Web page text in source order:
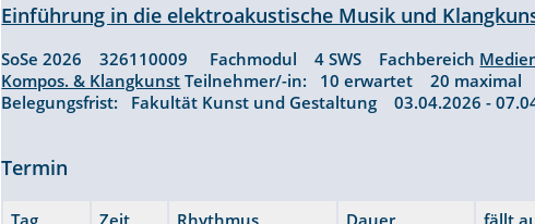
Einführung in die elektroakustische Musik und
SoSe 2026 326110009 Fachmodul 4 SWS Fachbereich
Kompos. & Klangkunst Teilnehmer/-in: 10 erwartet 20 maximal
Belegungsfrist: Fakultät Kunst und Gestaltung 03.04.2026 -
Termin